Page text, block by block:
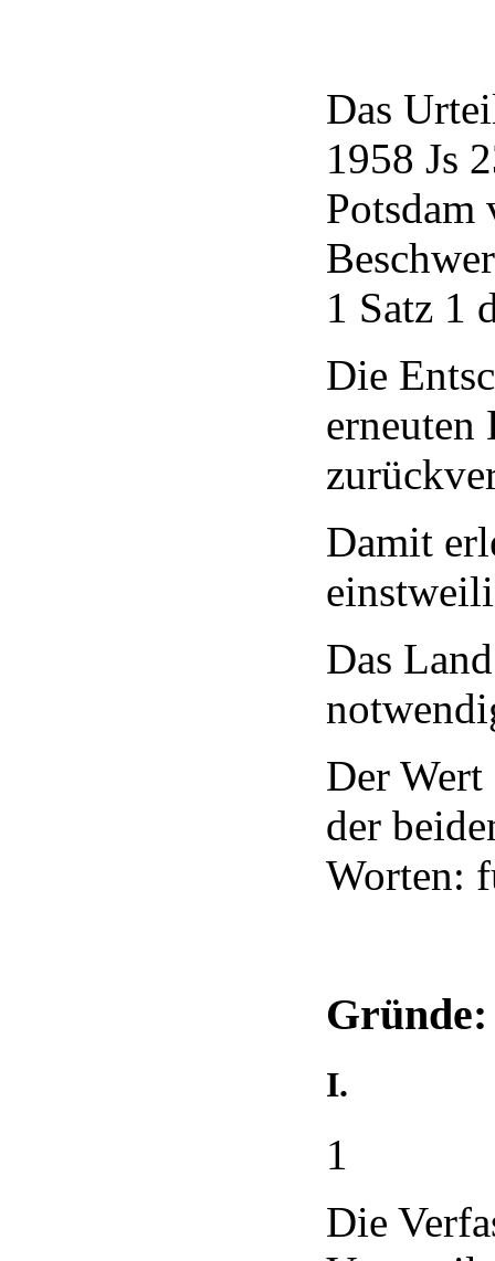
Das
1958 Js
Potsdam
1 Satz 1
Die
erneuten
Damit
Das
Der
der
Worten:
Gründe:
I.
1
Die